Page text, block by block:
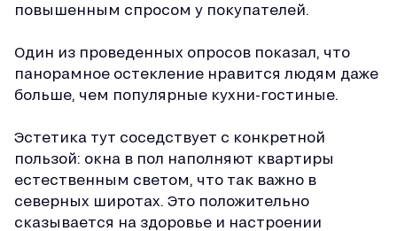
повышенным спросом у покупателей.
Один из проведенных опросов показал, что
панорамное остекление нравится людям даже
больше, чем популярные кухни-гостиные.
Эстетика тут соседствует с конкретной
пользой: окна в пол наполняют квартиры
естественным светом, что так важно в
северных широтах. Это положительно
сказывается на здоровье и настроении